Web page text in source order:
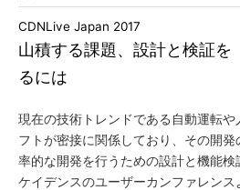
山積する課題、設計と検証を
るには
CDNLive Japan 2017
現在の技術トレンドである自動運転
フトが密接に関係しており、その開
率的な開発を行うための設計と機能
ケイデンスのユーザーカンファレンス